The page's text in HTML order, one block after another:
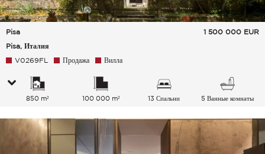
Pisa
Pisa, Италия
1 500 000 EUR
V0269FL Продажа Вилла
850 m² 100 000 m² 13 Спальни 5 Ванные комнаты